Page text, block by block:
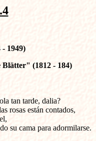
1949)
Blätter" (1812 - 184)
tan tarde, dalia?
rosas están contados,
su cama para adormilarse.